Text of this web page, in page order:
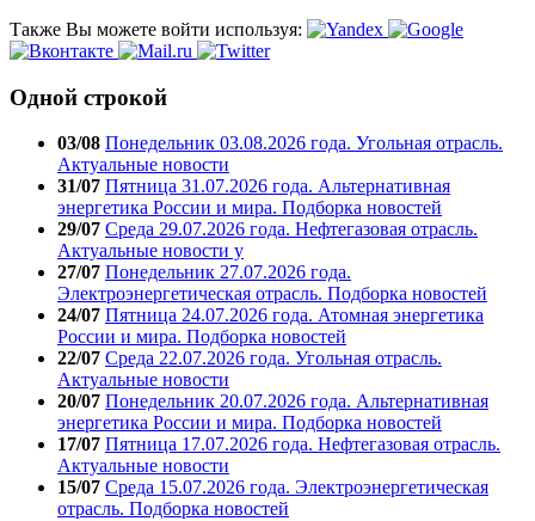
Также Вы можете войти используя:
Одной строкой
03/08 Понедельник 03.08.2026 года. Угольная отрасль.
Актуальные новости
31/07 Пятница 31.07.2026 года. Альтернативная
энергетика России и мира. Подборка новостей
29/07 Среда 29.07.2026 года. Нефтегазовая отрасль.
Актуальные новости у
27/07 Понедельник 27.07.2026 года.
Электроэнергетическая отрасль. Подборка новостей
24/07 Пятница 24.07.2026 года. Атомная энергетика
России и мира. Подборка новостей
22/07 Среда 22.07.2026 года. Угольная отрасль.
Актуальные новости
20/07 Понедельник 20.07.2026 года. Альтернативная
энергетика России и мира. Подборка новостей
17/07 Пятница 17.07.2026 года. Нефтегазовая отрасль.
Актуальные новости
15/07 Среда 15.07.2026 года. Электроэнергетическая
отрасль. Подборка новостей